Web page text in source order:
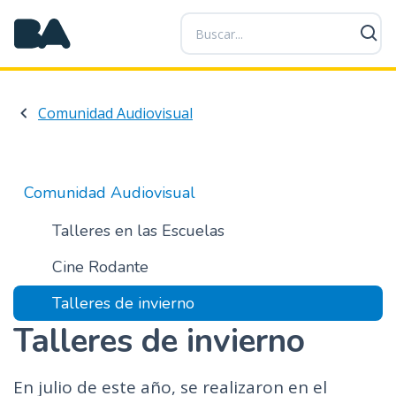
P
a
s
a
t
i
p
Comunidad Audiovisual
Comunidad Audiovisual
Talleres en las Escuelas
Cine Rodante
Talleres de invierno
Talleres de invierno
En julio de este año, se realizaron en el